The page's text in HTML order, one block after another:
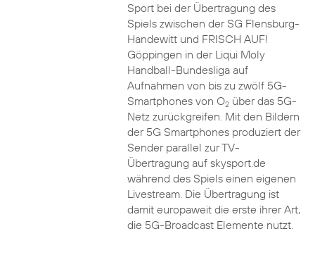
Sport bei der Übertragung des
Spiels zwischen der SG Flensburg-
Handewitt und FRISCH AUF!
Göppingen in der Liqui Moly
Handball-Bundesliga auf
Aufnahmen von bis zu zwölf 5G-
Smartphones von O2über das 5G-
Netz zurückgreifen. Mit den Bildern
der 5G Smartphones produziert der
Sender parallel zur TV-
Übertragung auf skysport.de
während des Spiels einen eigenen
Livestream. Die Übertragung ist
damit europaweit die erste ihrer Art,
die 5G-Broadcast Elemente nutzt.